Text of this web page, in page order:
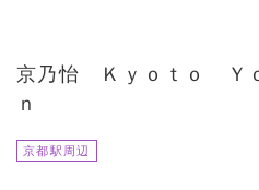
京乃怡 Ｋｙｏｔｏ Ｙ
ｎ
京都駅周辺